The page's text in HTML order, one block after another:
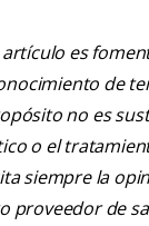
es
de
no es
o el
siempre la
proveedor de